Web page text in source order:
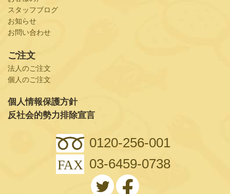
スタッフブログ
お知らせ
お問い合わせ
ご注文
法人のご注文
個人のご注文
個人情報保護方針
反社会的勢力排除宣言
0120-256-001
FAX 03-6459-0738